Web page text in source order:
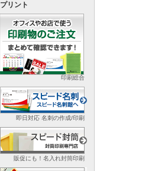
プリント
印刷総合
即日対応 名刺の作成/印刷
販促にも！名入れ封筒印刷